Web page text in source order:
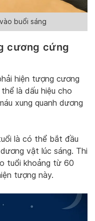
buổi sáng
cương cứng
hiện tượng cương
là dấu hiệu cho
xung quanh dương
là có thể bắt đầu
vật lúc sáng. Thi
tuổi khoảng từ 60
tượng này.